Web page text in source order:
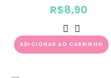
R$8,90
ADICIONAR AO CARRINHO